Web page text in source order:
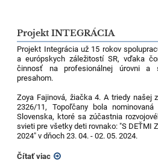
Projekt INTEGRÁCIA
Projekt Integrácia už 15 rokov
a európskych záležitostí SR, vďaka
činnosť na profesionálnej úrovni a
presahom.
Zoya Fajinová, žiačka 4. A triedy našej
2326/11, Topoľčany bola
Slovenska, ktoré sa zúčastnia
svieti pre všetky deti rovnako: "S DEŤMI
2024" v dňoch 23. 04. - 02. 05. 2024.
Čítať viac